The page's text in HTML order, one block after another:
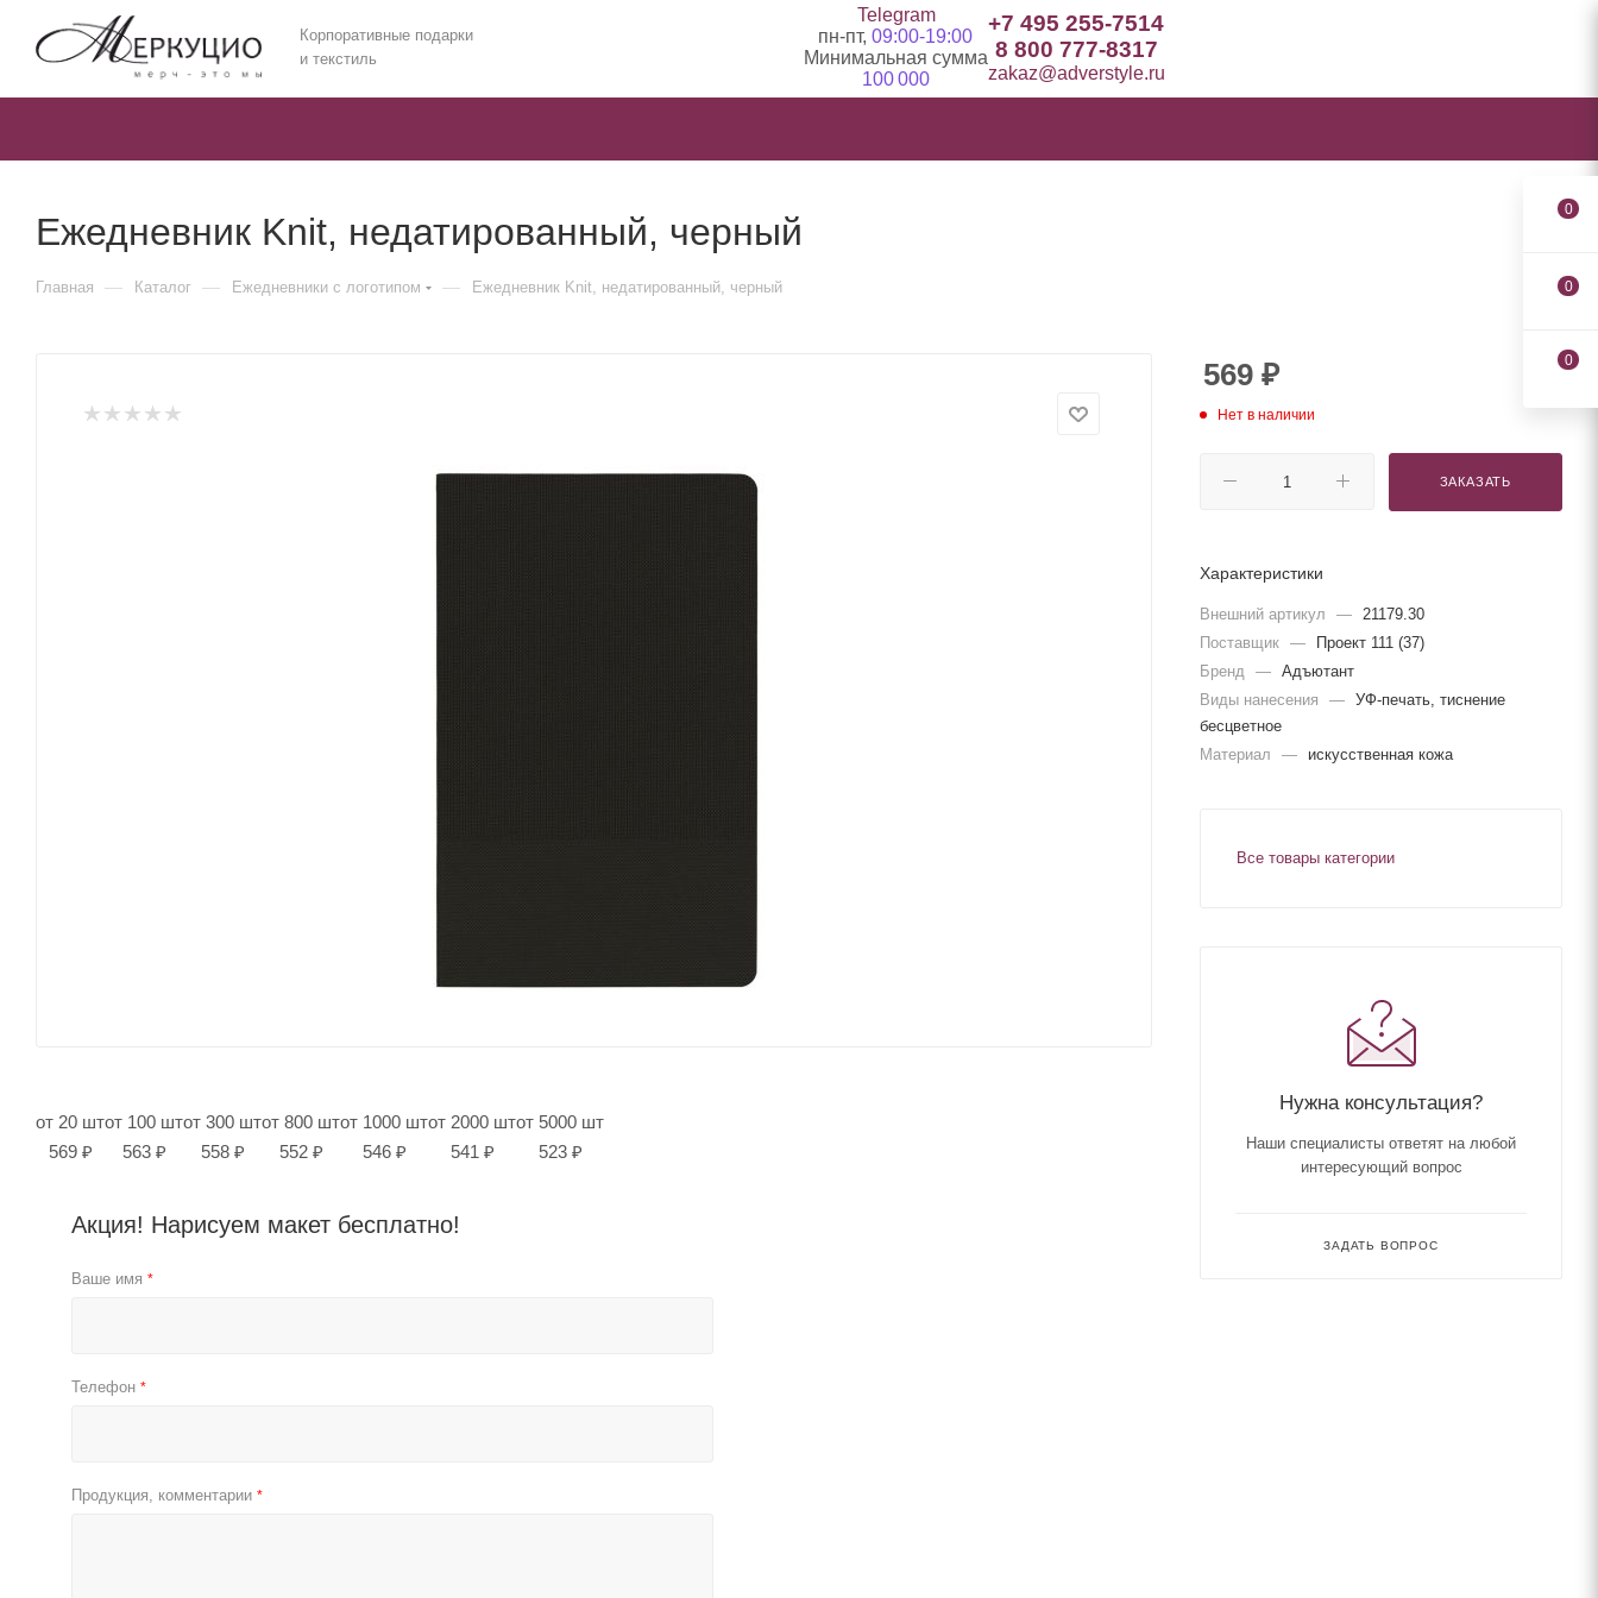
Корпоративные подарки
и текстиль
Telegram
пн-пт, 09:00-19:00
Минимальная сумма
100 000
+7 495 255-7514
8 800 777-8317
zakaz@adverstyle.ru
Ежедневник Knit, недатированный, черный
Главная — Каталог — Ежедневники c логотипом — Ежедневник Knit, недатированный, черный
от 20 шт
569 ₽
от 100 шт
563 ₽
от 300 шт
558 ₽
от 800 шт
552 ₽
от 1000 шт
546 ₽
от 2000 шт
541 ₽
от 5000 шт
523 ₽
Акция! Нарисуем макет бесплатно!
Ваше имя *
Телефон *
Продукция, комментарии *
569 ₽
Нет в наличии
ЗАКАЗАТЬ
Характеристики
Внешний артикул —
21179.30
Поставщик —
Проект 111 (37)
Бренд
— Адъютант
Виды нанесения
— УФ-печать, тиснение
бесцветное
Материал
— искусственная кожа
Все товары категории
Нужна консультация?
Наши специалисты ответят на любой
интересующий вопрос
ЗАДАТЬ ВОПРОС
0
0
0